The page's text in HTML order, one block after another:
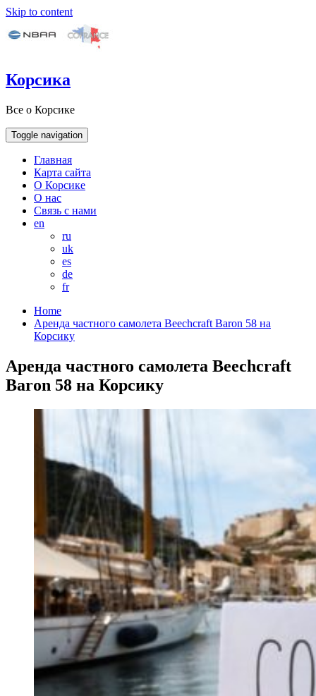
Skip to content
Корсика
Все о Корсике
Toggle navigation
Главная
Карта сайта
О Корсике
О нас
Связь с нами
en
ru
uk
es
de
fr
Home
Аренда частного самолета Beechcraft Baron 58 на
Корсику
Аренда частного самолета Beechcraft
Baron 58 на Корсику